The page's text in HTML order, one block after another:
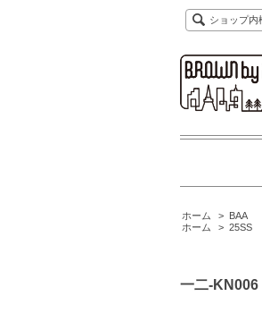
ショップ内
ホーム > BAA
ホーム
> 25SS
一二-